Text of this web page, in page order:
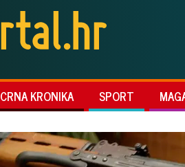
CRNA KRONIKA SPORT